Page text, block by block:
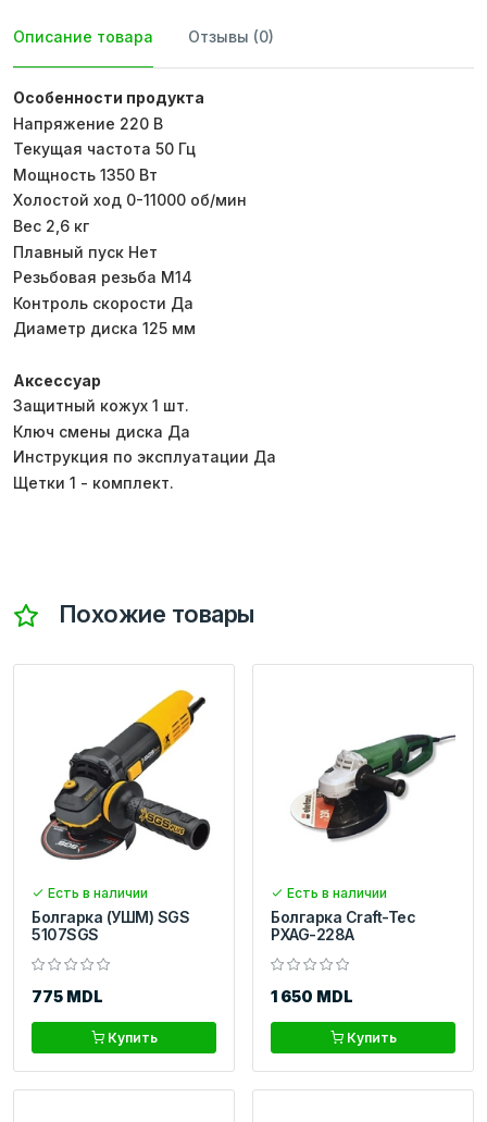
Описание товара Отзывы (0)
Особенности продукта
Напряжение 220 В
Текущая частота 50 Гц
Мощность 1350 Вт
Холостой ход 0-11000 об/мин
Вес 2,6 кг
Плавный пуск Нет
Резьбовая резьба М14
Контроль скорости Да
Диаметр диска 125 мм
Аксессуар
Защитный кожух 1 шт.
Ключ смены диска Да
Инструкция по эксплуатации Да
Щетки 1 - комплект.
Похожие товары
Есть в наличии
Болгарка (УШМ) SGS
5107SGS
775 MDL
Купить
Есть в наличии
Болгарка Craft-Tec
PXAG-228A
1 650 MDL
Купить